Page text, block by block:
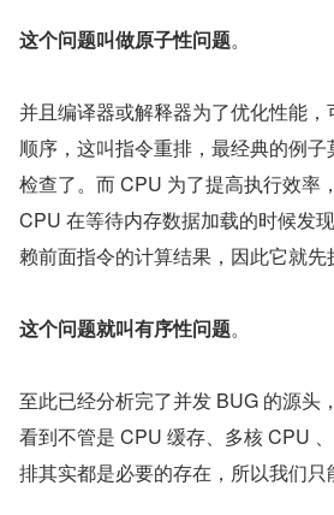
这个问题叫做原子性问题。
并且编译器或解释器为了优化性能
顺序，这叫指令重排，最经典的例
检查了。而 CPU 为了提高执行效率
CPU 在等待内存数据加载的时候发
赖前面指令的计算结果，因此它就先
这个问题就叫有序性问题。
至此已经分析完了并发 BUG 的源头
看到不管是 CPU 缓存、多核 CPU
排其实都是必要的存在，所以我们只